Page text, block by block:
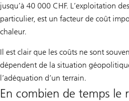
jusqu’à 40 000 CHF. L’exploitation
particulier, est un facteur de coût
chaleur.
Il est clair que les coûts ne sont
dépendent de la situation
l’adéquation d’un terrain.
En combien de temps le